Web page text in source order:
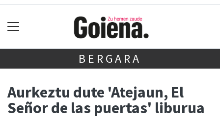
BERGARA
Aurkeztu dute 'Atejaun, El
Señor de las puertas' liburua